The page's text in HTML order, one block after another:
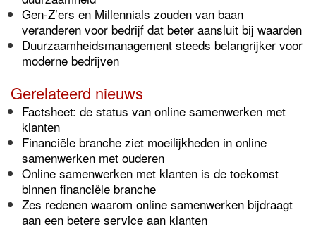
Gen-Z’ers en Millennials zouden van baan
veranderen voor bedrijf dat beter aansluit bij waarden
Duurzaamheidsmanagement steeds belangrijker voor
moderne bedrijven
Gerelateerd nieuws
Factsheet: de status van online samenwerken met
klanten
Financiële branche ziet moeilijkheden in online
samenwerken met ouderen
Online samenwerken met klanten is de toekomst
binnen financiële branche
Zes redenen waarom online samenwerken bijdraagt
aan een betere service aan klanten